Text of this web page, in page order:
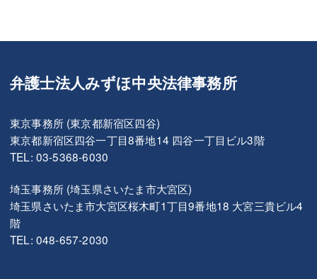
弁護士法人みずほ中央法律事務所
東京事務所 (東京都新宿区四谷)
東京都新宿区四谷一丁目8番地14 四谷一丁目ビル3階
TEL: 03-5368-6030
埼玉事務所 (埼玉県さいたま市大宮区)
埼玉県さいたま市大宮区桜木町1丁目9番地18 大宮三貴ビル4
階
TEL: 048-657-2030